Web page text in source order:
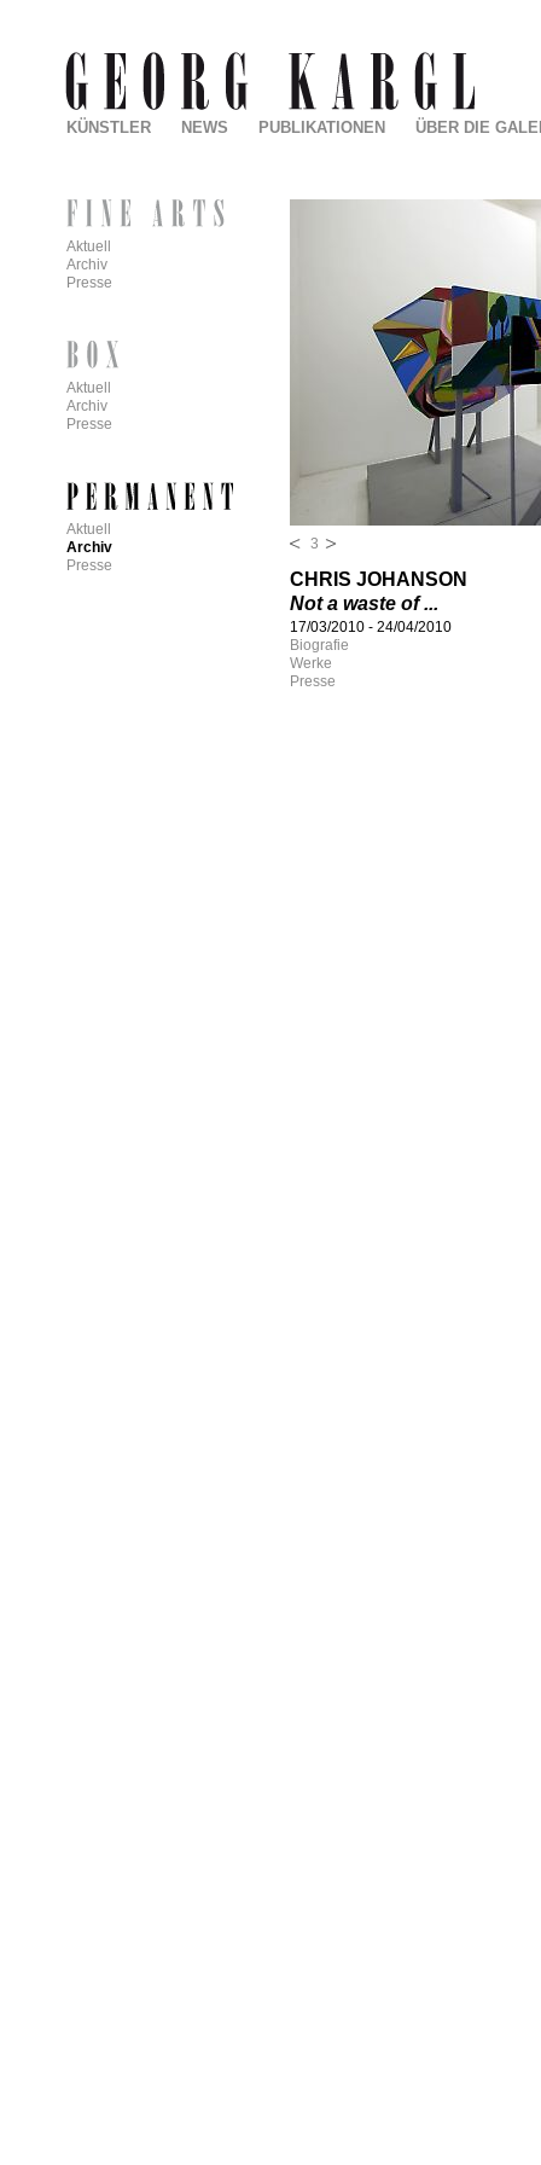
3
CHRIS JOHANSON
Not a waste of ...
17/03/2010 - 24/04/2010
Biografie
Werke
Presse
KÜNSTLER NEWS PUBLIKATIONEN ÜBER DIE
Aktuell
Archiv
Presse
Aktuell
Archiv
Presse
Aktuell
Archiv
Presse